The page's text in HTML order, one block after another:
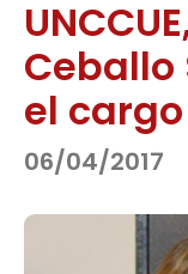
Ceballo
el cargo
06/04/2017